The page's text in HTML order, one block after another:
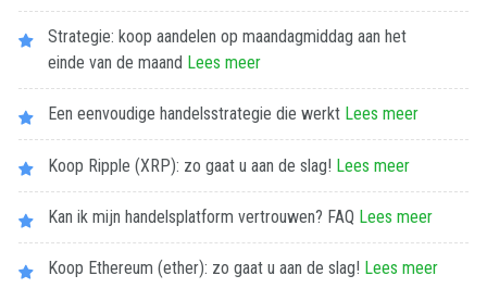
Strategie: koop aandelen op maandagmiddag aan het
einde van de maand Lees meer
Een eenvoudige handelsstrategie die werkt Lees meer
Koop Ripple (XRP): zo gaat u aan de slag! Lees meer
Kan ik mijn handelsplatform vertrouwen? FAQ Lees meer
Koop Ethereum (ether): zo gaat u aan de slag! Lees meer